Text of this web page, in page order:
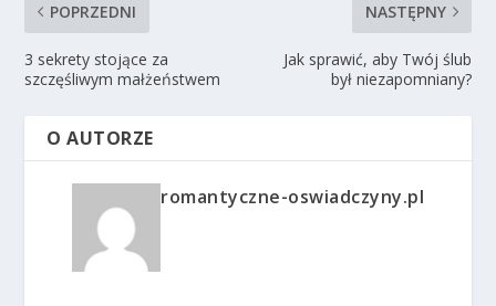
POPRZEDNI
3 sekrety stojące za
szczęśliwym małżeństwem
NASTĘPNY
Jak sprawić, aby Twój ślub
był niezapomniany?
O AUTORZE
romantyczne-oswiadczyny.pl